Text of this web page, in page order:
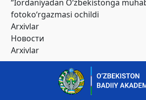
“Iordaniyadan O‘zbekistonga
fotoko‘rgazmasi ochildi
Arxivlar
Новости
Arxivlar